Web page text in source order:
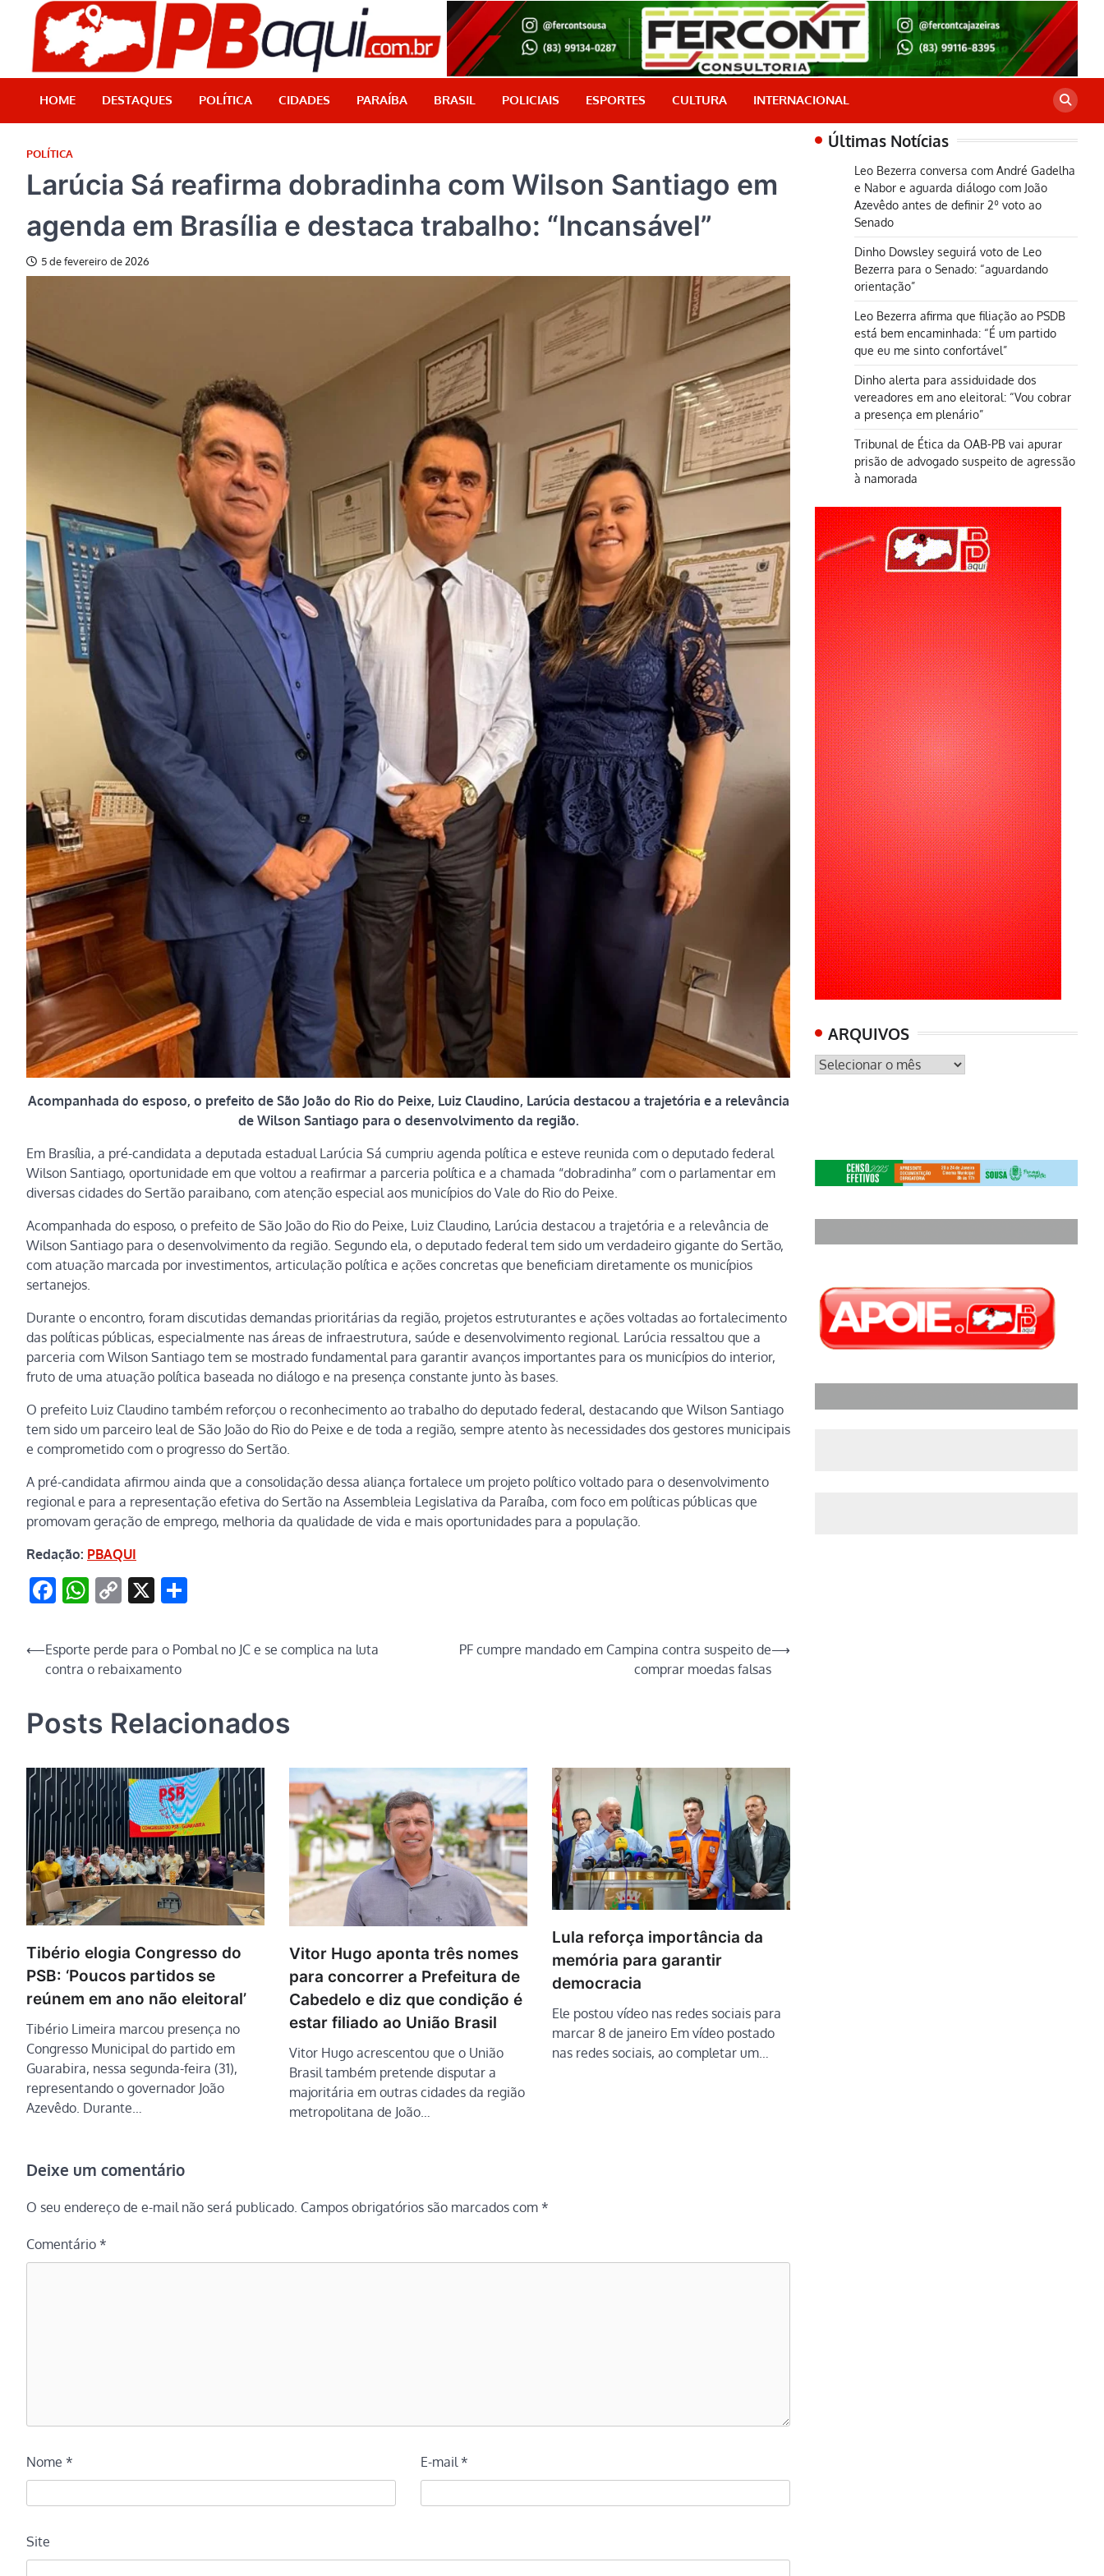
content
PB Aqui
Jornalismo com credibilidade, é aqui!
HOME DESTAQUES POLÍTICA CIDADES PARAÍBA BRASIL POLICIAIS ESPORTES CULTURA INTERNACIONAL
POLÍTICA
Larúcia Sá reafirma dobradinha com Wilson Santiago em
agenda em Brasília e destaca trabalho: “Incansável”
5 de fevereiro de 2026
Acompanhada do esposo, o prefeito de São João do Rio do Peixe, Luiz Claudino, Larúcia destacou a trajetória e a relevância
de Wilson Santiago para o desenvolvimento da região.
Em Brasília, a pré-candidata a deputada estadual Larúcia Sá cumpriu agenda política e esteve reunida com o deputado federal
Wilson Santiago, oportunidade em que voltou a reafirmar a parceria política e a chamada “dobradinha” com o parlamentar em
diversas cidades do Sertão paraibano, com atenção especial aos municípios do Vale do Rio do Peixe.
Acompanhada do esposo, o prefeito de São João do Rio do Peixe, Luiz Claudino, Larúcia destacou a trajetória e a relevância de
Wilson Santiago para o desenvolvimento da região. Segundo ela, o deputado federal tem sido um verdadeiro gigante do Sertão,
com atuação marcada por investimentos, articulação política e ações concretas que beneficiam diretamente os municípios
sertanejos.
Durante o encontro, foram discutidas demandas prioritárias da região, projetos estruturantes e ações voltadas ao fortalecimento
das políticas públicas, especialmente nas áreas de infraestrutura, saúde e desenvolvimento regional. Larúcia ressaltou que a
parceria com Wilson Santiago tem se mostrado fundamental para garantir avanços importantes para os municípios do interior,
fruto de uma atuação política baseada no diálogo e na presença constante junto às bases.
O prefeito Luiz Claudino também reforçou o reconhecimento ao trabalho do deputado federal, destacando que Wilson Santiago
tem sido um parceiro leal de São João do Rio do Peixe e de toda a região, sempre atento às necessidades dos gestores municipais
e comprometido com o progresso do Sertão.
A pré-candidata afirmou ainda que a consolidação dessa aliança fortalece um projeto político voltado para o desenvolvimento
regional e para a representação efetiva do Sertão na Assembleia Legislativa da Paraíba, com foco em políticas públicas que
promovam geração de emprego, melhoria da qualidade de vida e mais oportunidades para a população.
Redação: PBAQUI
Facebook
WhatsApp
Copy
X
Navegação
de
⟵Esporte perde para o Pombal no JC e se complica na luta
contra o rebaixamento
PF cumpre mandado em Campina contra suspeito de
comprar moedas falsas
⟶
Posts Relacionados
Tibério elogia Congresso do
PSB: ‘Poucos partidos se
reúnem em ano não eleitoral’
Tibério Limeira marcou presença no
Congresso Municipal do partido em
Guarabira, nessa segunda-feira (31),
representando o governador João
Azevêdo. Durante…
Vitor Hugo aponta três nomes
para concorrer a Prefeitura de
Cabedelo e diz que condição é
estar filiado ao União Brasil
Vitor Hugo acrescentou que o União
Brasil também pretende disputar a
majoritária em outras cidades da região
metropolitana de João…
Lula reforça importância da
memória para garantir
democracia
Ele postou vídeo nas redes sociais para
marcar 8 de janeiro Em vídeo postado
nas redes sociais, ao completar um…
Deixe um comentário
O seu endereço de e-mail não será publicado. Campos obrigatórios são marcados com *
Comentário *
Nome * E-mail*
Site
Últimas Notícias
Leo Bezerra conversa com André Gadelha
e Nabor e aguarda diálogo com João
Azevêdo antes de definir 2º voto ao
Senado
Dinho Dowsley seguirá voto de Leo
Bezerra para o Senado: “aguardando
orientação”
Leo Bezerra afirma que filiação ao PSDB
está bem encaminhada: “É um partido
que eu me sinto confortável”
Dinho alerta para assiduidade dos
vereadores em ano eleitoral: “Vou cobrar
a presença em plenário”
Tribunal de Ética da OAB-PB vai apurar
prisão de advogado suspeito de agressão
à namorada
ARQUIVOS
ARQUIVOS